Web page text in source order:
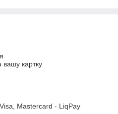
вашу картку
Mastercard - LiqPay